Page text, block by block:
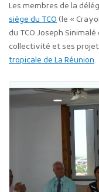
Les membres de la
siège du TCO (le «
du TCO Joseph
collectivité et ses
tropicale de La Réunion.